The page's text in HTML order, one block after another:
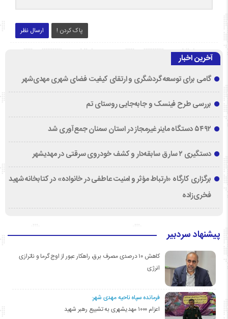
ارسال نظر پاک کردن !
آخرین اخبار
گامی برای توسعه گردشگری و ارتقای کیفیت فضای شهری مهدی‌شهر
بررسی طرح فینسک و جابه‌جایی روستای تم
۵۴۹۲ دستگاه ماینر غیرمجاز در استان سمنان جمع‌آوری شد
دستگیری ۲ سارق سابقه‌دار و کشف خودروی سرقتی در مهدیشهر
برگزاری کارگاه «ارتباط مؤثر و امنیت عاطفی در خانواده» در کتابخانه شهید
فخری‌زاده
پیشنهاد سردبیر
کاهش ۱۰ درصدی مصرف برق، راهکار عبور از اوج گرما و ناترازی
انرژی
فرمانده سپاه ناحیه مهدی شهر:
اعزام ۱۰۰۰ مهدیشهری به تشییع رهبر شهید